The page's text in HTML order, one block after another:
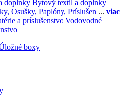
Bytový textil a doplnky
Osušky, Paplóny, Príslušen ... viac
Vodovodné
boxy